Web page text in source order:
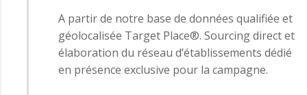
A partir de notre base de données qualifiée et
géolocalisée Target Place®. Sourcing direct et
élaboration du réseau d’établissements dédié
en présence exclusive pour la campagne.